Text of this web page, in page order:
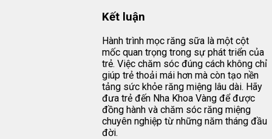
Kết luận
Hành trình mọc răng sữa là một cột
mốc quan trọng trong sự phát triển của
trẻ. Việc chăm sóc đúng cách không chỉ
giúp trẻ thoải mái hơn mà còn tạo nền
tảng sức khỏe răng miệng lâu dài. Hãy
đưa trẻ đến Nha Khoa Vàng để được
đồng hành và chăm sóc răng miệng
chuyên nghiệp từ những năm tháng đầu
đời.